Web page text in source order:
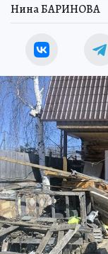
Нина БАРИНОВА